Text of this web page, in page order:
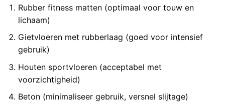
Rubber fitness matten (optimaal voor touw en
lichaam)
Gietvloeren met rubberlaag (goed voor intensief
gebruik)
Houten sportvloeren (acceptabel met
voorzichtigheid)
Beton (minimaliseer gebruik, versnel slijtage)